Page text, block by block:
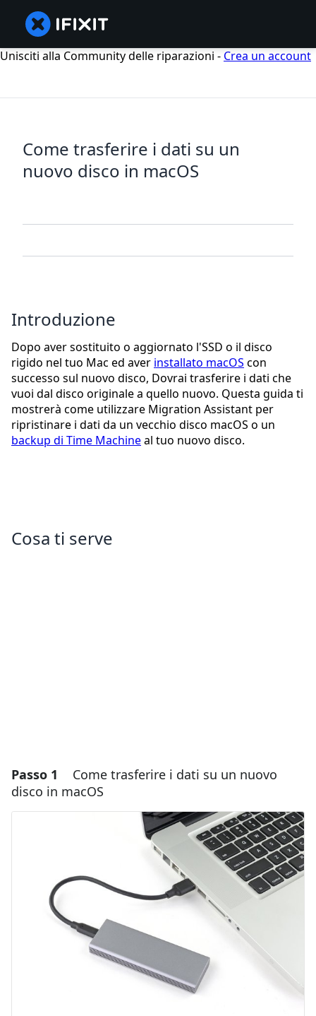
Unisciti alla Community delle riparazioni - Crea un account
Come trasferire i dati su un
nuovo disco in macOS
Introduzione
Dopo aver sostituito o aggiornato l'SSD o il disco
rigido nel tuo Mac ed aver installato macOS con
successo sul nuovo disco, Dovrai trasferire i dati che
vuoi dal disco originale a quello nuovo. Questa guida ti
mostrerà come utilizzare Migration Assistant per
ripristinare i dati da un vecchio disco macOS o un
backup di Time Machineal tuo nuovo disco.
Cosa ti serve
Passo 1
Come trasferire i dati su un nuovo
disco in macOS